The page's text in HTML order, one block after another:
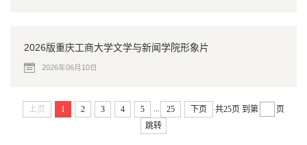
2026版重庆工商大学文学与新闻学院形象片
2026年06月10日
上页 1 2 3 4 5 ... 25 下页 共25页 到第
页
跳转